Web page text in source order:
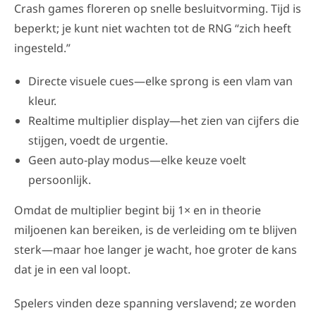
Crash games floreren op snelle besluitvorming. Tijd is
beperkt; je kunt niet wachten tot de RNG “zich heeft
ingesteld.”
Directe visuele cues—elke sprong is een vlam van
kleur.
Realtime multiplier display—het zien van cijfers die
stijgen, voedt de urgentie.
Geen auto‑play modus—elke keuze voelt
persoonlijk.
Omdat de multiplier begint bij 1× en in theorie
miljoenen kan bereiken, is de verleiding om te blijven
sterk—maar hoe langer je wacht, hoe groter de kans
dat je in een val loopt.
Spelers vinden deze spanning verslavend; ze worden